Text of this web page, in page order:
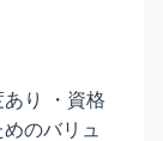
あり ・資格
のバリュ